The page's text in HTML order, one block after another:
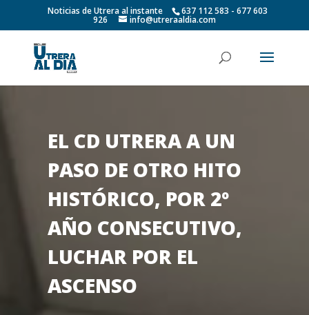
Noticias de Utrera al instante 637 112 583 - 677 603
926 info@utreraaldia.com
EL CD UTRERA A UN
PASO DE OTRO HITO
HISTÓRICO, POR 2º
AÑO CONSECUTIVO,
LUCHAR POR EL
ASCENSO